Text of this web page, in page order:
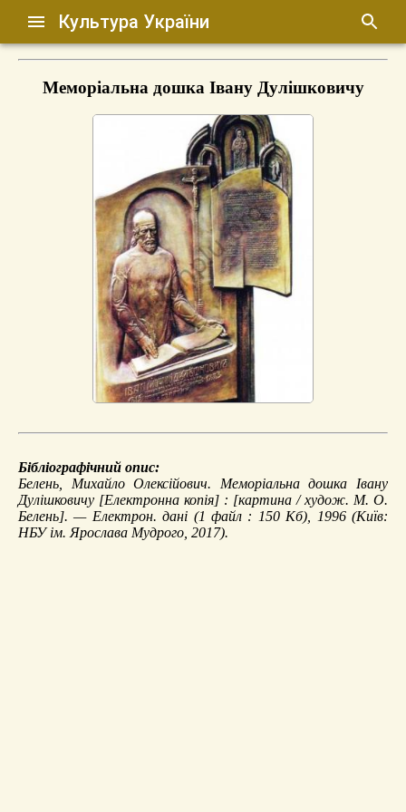
Культура України
Меморіальна дошка Івану Дулішковичу
Бібліографічний опис:
Белень, Михайло Олексійович. Меморіальна дошка Івану
Дулішковичу [Електронна копія] : [картина / худож. М. О.
Белень]. — Електрон. дані (1 файл : 150 Кб), 1996 (Київ:
НБУ ім. Ярослава Мудрого, 2017).